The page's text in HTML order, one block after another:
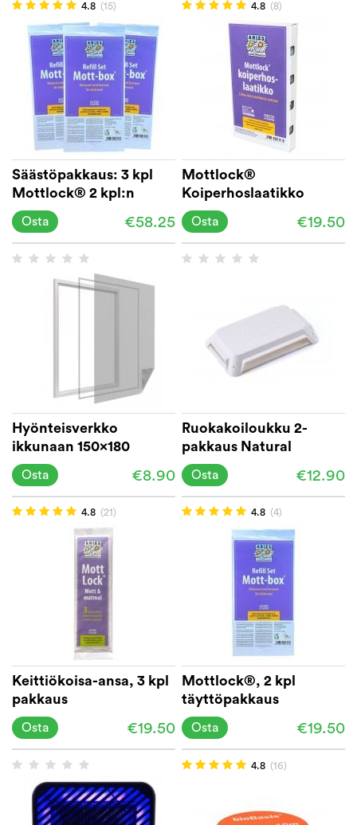
4.8 (15)
Säästöpakkaus: 3 kpl
Mottlock® 2 kpl:n
täyttöpakkausta
€58.25
Osta
4.8 (8)
Mottlock®
Koiperhoslaatikko
liima-ansa
€19.50
Osta
Hyönteisverkko
ikkunaan 150x180
jaettava
€8.90
Osta
Ruokakoiloukku 2-
pakkaus Natural
Control™
€12.90
Osta
4.8 (21)
Keittiökoisa-ansa, 3 kpl
pakkaus
€19.50
Osta
4.8 (4)
Mottlock®, 2 kpl
täyttöpakkaus
€19.50
Osta
4.8 (16)